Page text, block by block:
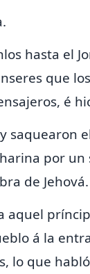
hasta el
que
é
saquearon
por un
de Jehová.
aquel
á la
lo que habló